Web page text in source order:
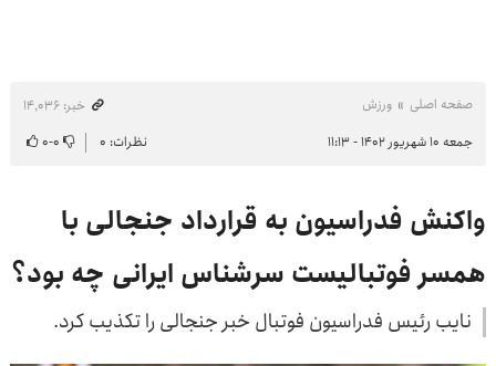
صفحه اصلی ورزش
خبر: ۱۴٬۰۳۶
جمعه ۱۰ شهریور ۱۴۰۲ - ۱۱:۱۳
نظرات: ۰ ۰-۰
واکنش فدراسیون به قرارداد جنجالی با
همسر فوتبالیست سرشناس ایرانی چه بود؟
نایب رئیس فدراسیون فوتبال خبر جنجالی را تکذیب کرد.